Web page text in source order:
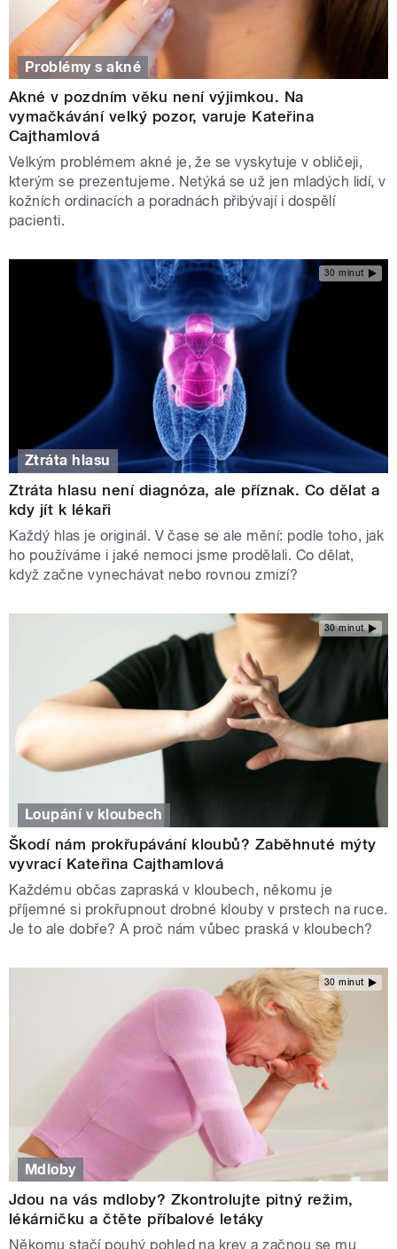
Problémy s akné
Akné v pozdním věku není výjimkou. Na
vymačkávání velký pozor, varuje Kateřina
Cajthamlová
Velkým problémem akné je, že se vyskytuje v obličeji,
kterým se prezentujeme. Netýká se už jen mladých lidí, v
kožních ordinacích a poradnách přibývají i dospělí
pacienti.
30 minut
Ztráta hlasu
Ztráta hlasu není diagnóza, ale příznak. Co dělat a
kdy jít k lékaři
Každý hlas je originál. V čase se ale mění: podle toho, jak
ho používáme i jaké nemoci jsme prodělali. Co dělat,
když začne vynechávat nebo rovnou zmizí?
30 minut
Loupání v kloubech
Škodí nám prokřupávání kloubů? Zaběhnuté mýty
vyvrací Kateřina Cajthamlová
Každému občas zapraská v kloubech, někomu je
příjemné si prokřupnout drobné klouby v prstech na ruce.
Je to ale dobře? A proč nám vůbec praská v kloubech?
30 minut
Mdloby
Jdou na vás mdloby? Zkontrolujte pitný režim,
lékárničku a čtěte příbalové letáky
Někomu stačí pouhý pohled na krev a začnou se mu